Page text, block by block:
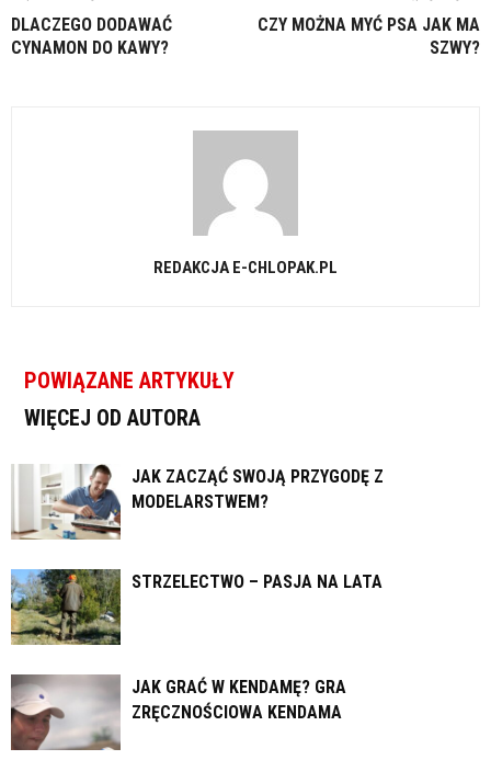
DLACZEGO DODAWAĆ
CYNAMON DO KAWY?
CZY MOŻNA MYĆ PSA JAK MA
SZWY?
REDAKCJA E-CHLOPAK.PL
POWIĄZANE ARTYKUŁY
WIĘCEJ OD AUTORA
JAK ZACZĄĆ SWOJĄ PRZYGODĘ Z
MODELARSTWEM?
STRZELECTWO – PASJA NA LATA
JAK GRAĆ W KENDAMĘ? GRA
ZRĘCZNOŚCIOWA KENDAMA